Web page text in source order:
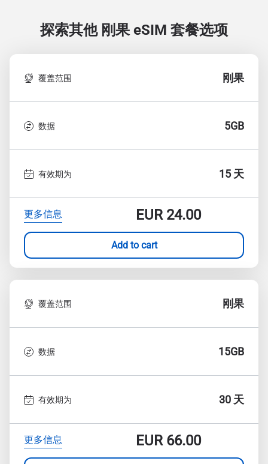
探索其他 刚果eSIM 套餐选项
覆盖范围 刚果
数据 5GB
有效期为 15 天
更多信息 EUR24.00
Add to cart
覆盖范围 刚果
数据 15GB
有效期为 30 天
更多信息 EUR66.00